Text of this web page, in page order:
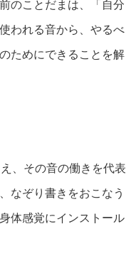
のことだまは、「自分
われる音から、やるべ
ためにできることを解
、その音の働きを代表
なぞり書きをおこなう
体感覚にインストール